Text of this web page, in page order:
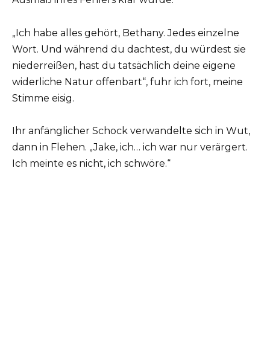
„Ich habe alles gehört, Bethany. Jedes einzelne
Wort. Und während du dachtest, du würdest sie
niederreißen, hast du tatsächlich deine eigene
widerliche Natur offenbart“, fuhr ich fort, meine
Stimme eisig.
Ihr anfänglicher Schock verwandelte sich in Wut,
dann in Flehen. „Jake, ich… ich war nur verärgert.
Ich meinte es nicht, ich schwöre.“